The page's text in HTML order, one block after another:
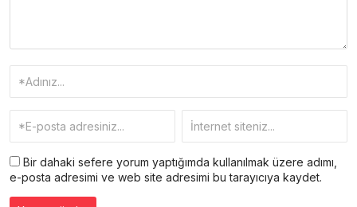
Bir dahaki sefere yorum yaptığımda kullanılmak üzere adımı,
e-posta adresimi ve web site adresimi bu tarayıcıya kaydet.